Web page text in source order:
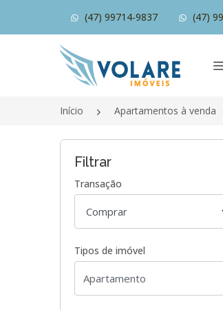
(47) 99714-9837 (47)
Página inicial
Início Apartamentos à venda
Filtrar
Transação
Tipos de imóvel